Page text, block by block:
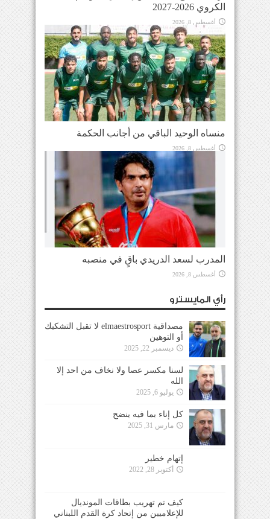
الكروي 2026-2027
أغسطس 8, 2026
منساه الوحيد الباقي من أجانب الحكمة
أغسطس 8, 2026
المدرب لسعد الدريدي باقٍ في منصبه
أغسطس 8, 2026
رأي المايسترو
مصداقية elmaestrosport لا تقبل التشكيك
أو التوهين
ديسمبر 22, 2025
لسنا مكسر عصا ولا نخاف من احد إلا
الله
يوليو 6, 2025
كل إناء بما فيه ينضح
مارس 31, 2025
إتهام خطير
أكتوبر 28, 2022
كيف تم تهريب بطاقات المونديال
للإعلاميين من إتحاد كرة القدم اللبناني